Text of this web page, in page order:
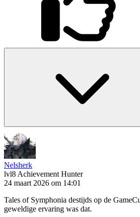
Nelsherk
lvl8 Achievement Hunter
24 maart 2026 om 14:01
Tales of Symphonia destijds op de
geweldige ervaring was dat.